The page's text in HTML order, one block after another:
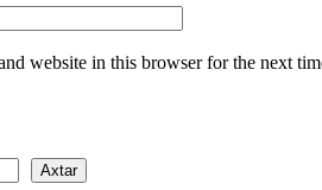
website in this browser for the next
Axtar